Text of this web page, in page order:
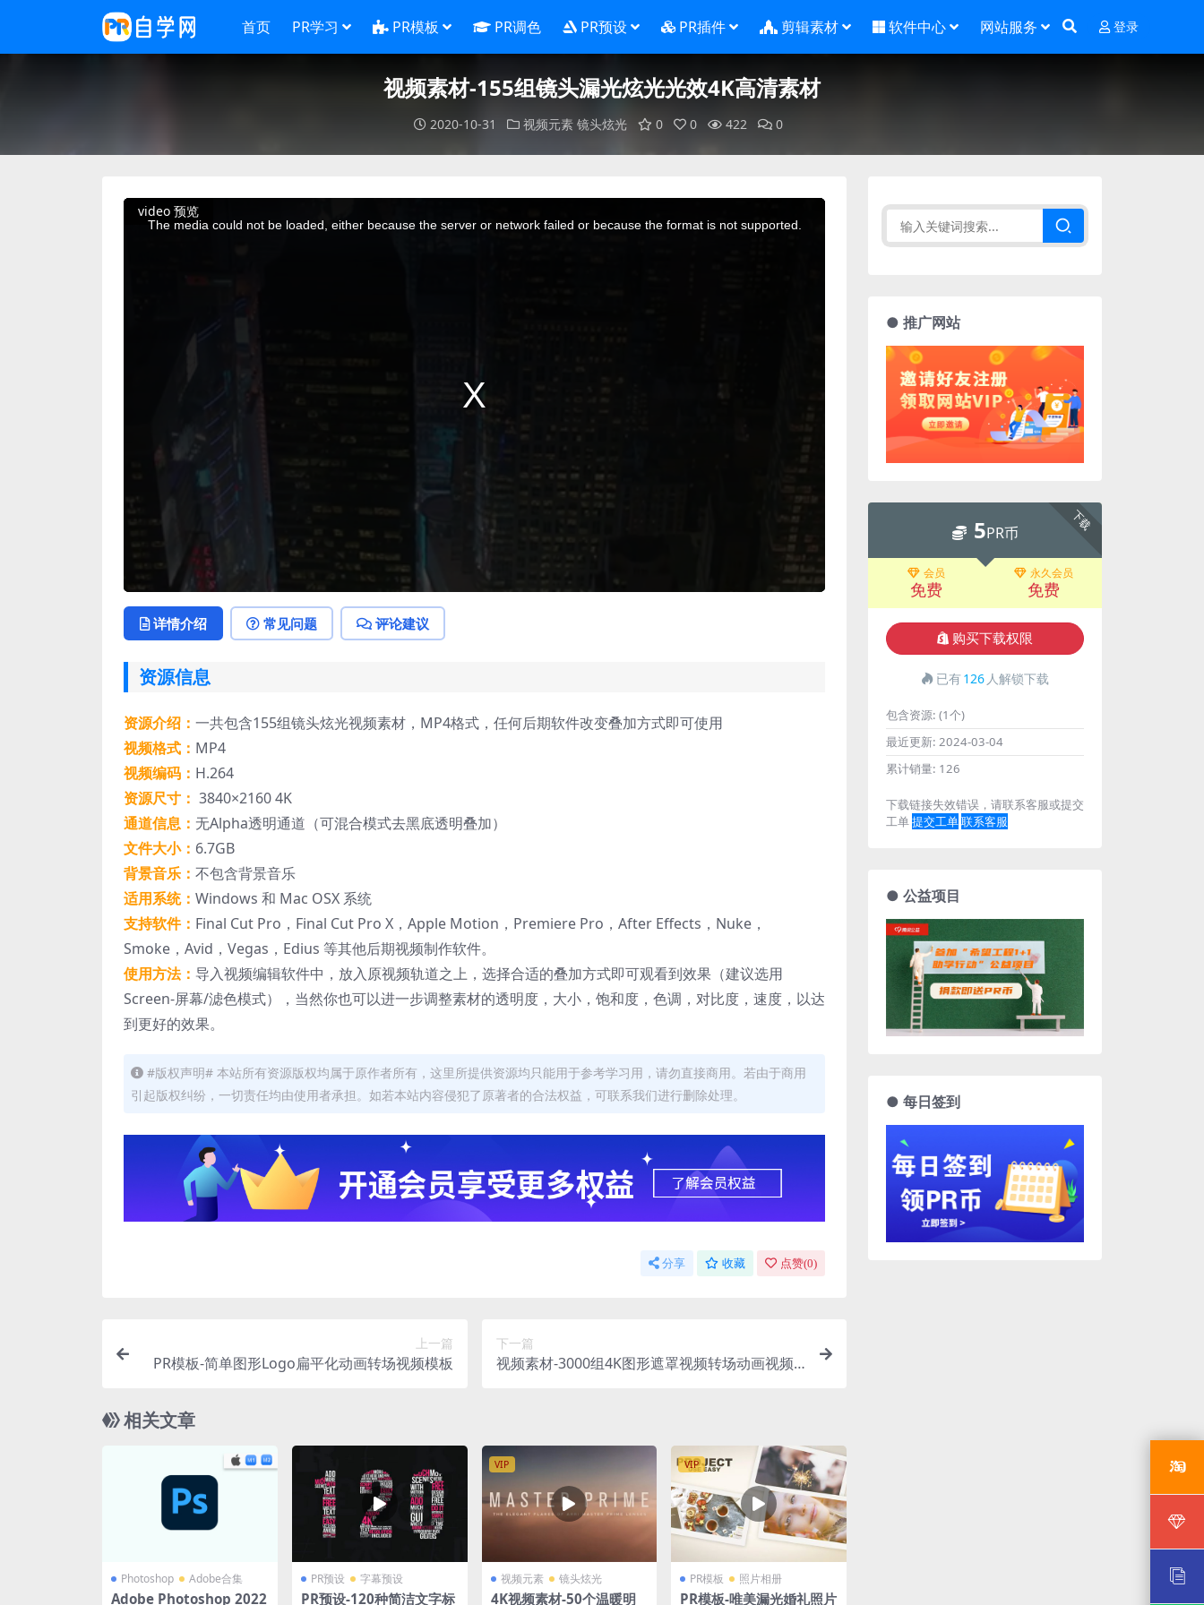
首页 PR学习 PR模板 PR调色 PR预设 PR插件 剪辑素材 软件中心 网站服务 登录
视频素材-155组镜头漏光炫光光效4K高清素材
2020-10-31 视频元素 镜头炫光 0 0 422 0
video 预览
This
The media could not be loaded, either because the server or network failed or because the format is not supported.
详情介绍 常见问题 评论建议
资源信息
资源介绍： 一共包含155组镜头炫光视频素材，MP4格式，任何后期软件改变叠加方式即可使用
视频格式： MP4
视频编码： H.264
资源尺寸： 3840×2160 4K
通道信息： 无Alpha透明通道（可混合模式去黑底透明叠加）
文件大小： 6.7GB
背景音乐： 不包含背景音乐
适用系统： Windows 和 Mac OSX 系统
支持软件： Final Cut Pro，Final Cut Pro X，Apple Motion，Premiere Pro，After Effects，Nuke，
Smoke，Avid，Vegas，Edius 等其他后期视频制作软件。
使用方法： 导入视频编辑软件中，放入原视频轨道之上，选择合适的叠加方式即可观看到效果（建议选用
Screen-屏幕/滤色模式），当然你也可以进一步调整素材的透明度，大小，饱和度，色调，对比度，速度，以达
到更好的效果。
#版权声明# 本站所有资源版权均属于原作者所有，这里所提供资源均只能用于参考学习用，请勿直接商用。若由于商用
引起版权纠纷，一切责任均由使用者承担。如若本站内容侵犯了原著者的合法权益，可联系我们进行删除处理。
分享 收藏 点赞(0)
上一篇
PR模板-简单图形Logo扁平化动画转场视频模板
下一篇
视频素材-3000组4K图形遮罩视频转场动画视频
相关文章
Photoshop Adobe合集
Adobe Photoshop 2022
PR预设 字幕预设
PR预设-120种简洁文字标
VIP
视频元素 镜头炫光
4K视频素材-50个温暖明
VIP
PR模板 照片相册
PR模板-唯美漏光婚礼照片
● 推广网站
下载
5PR币
会员
免费
永久会员
免费
购买下载权限
已有126 人解锁下载
包含资源: (1个)
最近更新: 2024-03-04
累计销量: 126
下载链接失效错误，请联系客服或提交
工单提交工单联系客服
● 公益项目
● 每日签到